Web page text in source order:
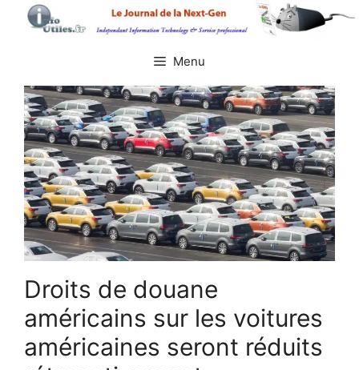
Aller
Menu
Droits de douane
américains sur les voitures
américaines seront réduits